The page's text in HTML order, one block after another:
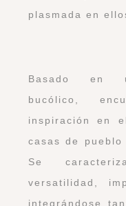
plasmada en
Basado en
bucólico,
inspiración en
casas de
Se
versatilidad,
integrándose